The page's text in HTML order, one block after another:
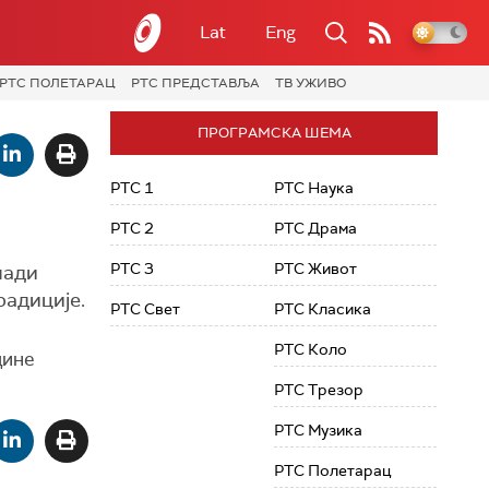
Lat Eng
РТС ПОЛЕТАРАЦ РТС ПРЕДСТАВЉА ТВ УЖИВО
ПРОГРАМСКА ШЕМА
РТС 1
РТС 2
РТС 3
РТС Свет
РТС Наука
РТС Драма
РТС Живот
РТС Класика
РТС Коло
РТС Трезор
РТС Музика
РТС Полетарац